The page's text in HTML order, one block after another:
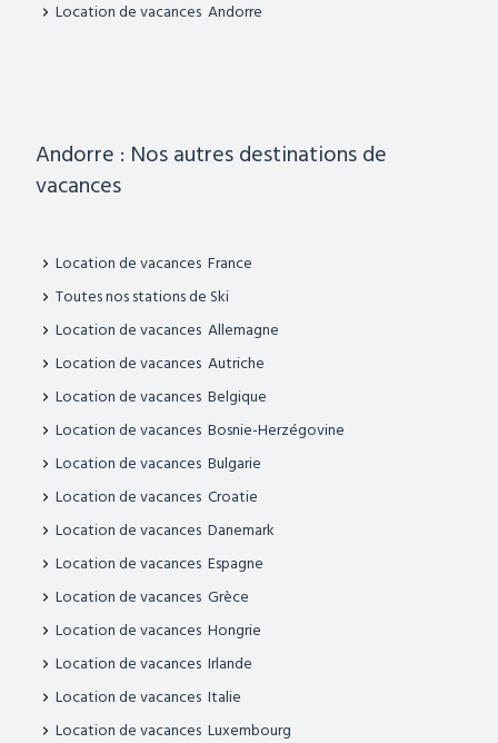
Location de vacances Andorre
Andorre : Nos autres destinations de
vacances
Location de vacances France
Toutes nos stations de Ski
Location de vacances Allemagne
Location de vacances Autriche
Location de vacances Belgique
Location de vacances Bosnie-Herzégovine
Location de vacances Bulgarie
Location de vacances Croatie
Location de vacances Danemark
Location de vacances Espagne
Location de vacances Grèce
Location de vacances Hongrie
Location de vacances Irlande
Location de vacances Italie
Location de vacances Luxembourg